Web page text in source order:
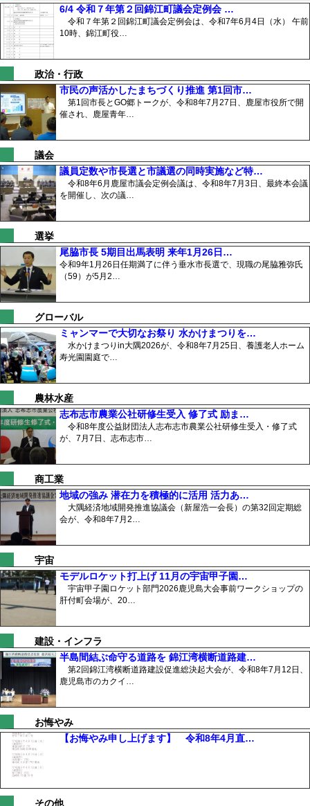
6/4 令和７年第２回錦江町議会定例会 …
令和７年第２回錦江町議会定例会は、令和7年6月4日（水） 午前
10時、錦江町役…
政治・行政
市民の声活かしたまちづくり推進 第1回市…
第1回市長とGO郷トークが、令和8年7月27日、鹿屋市役所で開
催され、鹿屋青年…
議会
議員定数や市長選と市議選の同時実施など特…
令和8年6月鹿屋市議会定例会議は、令和8年7月3日、最終本会議
を開催し、次の議…
選挙
尾脇市長 5期目出馬表明 来年1月26日…
令和9年1月26日任期満了に伴う垂水市長選で、現職の尾脇雅弥氏
（59）が5月2…
グローバル
ミャンマーで大切なお祭り 水かけまつりを…
水かけまつりin大隅2026が、令和8年7月25日、養護老人ホーム
寿光園園庭で…
農林水産
志布志市農業公社研修生受入 修了式 励ま…
令和8年度公益財団法人志布志市農業公社研修生受入・修了式
が、7月7日、志布志市…
商工業
地域の強み 潜在力を積極的に活用 活力あ…
大隅経済地域開発推進協議会（新屋浩一会長）の第32回定期総
会が、令和8年7月2…
宇宙
モデルロケット打上げ 11月の宇宙甲子園…
宇宙甲子園ロケット部門2026鹿児島大会事前ワークショップの
肝付町会場が、20…
建設・インフラ
半島間結ぶ命守る道路を 錦江湾横断道路建…
第2回錦江湾横断道路建設促進総決起大会が、令和8年7月12日、
鹿児島市のカクイ…
お悔やみ
【お悔やみ申し上げます】 令和8年4月直…
その他